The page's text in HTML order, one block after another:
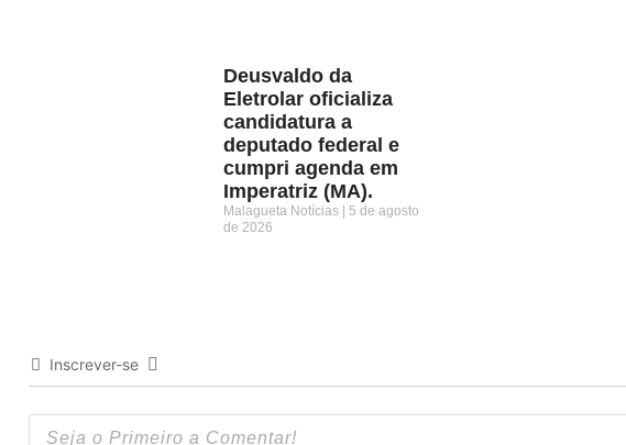
Deusvaldo da
Eletrolar oficializa
candidatura a
deputado federal e
cumpri agenda em
Imperatriz (MA).
Malagueta Notícias
5 de agosto
de 2026
Inscrever-se